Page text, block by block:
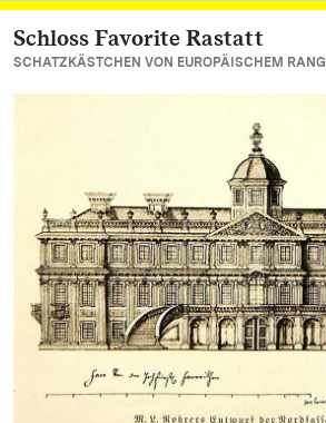
Zum Hauptinhalt springen
Schloss Favorite Rastatt
SCHATZKÄSTCHEN VON EUROPÄISCHEM RANG